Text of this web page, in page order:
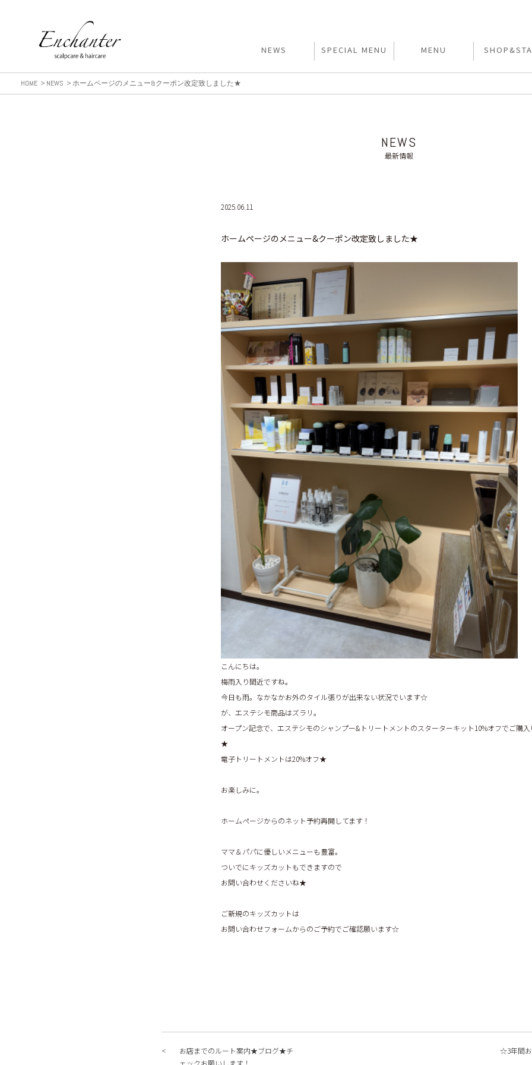
NEWS SPECIAL MENU MENU
HOME NEWS ホームページのメニュー&クーポン改定致しました★
NEWS
最新情報
2025.06.11
ホームページのメニュー&クーポン改定致しました★
こんにちは。
梅雨入り間近ですね。
今日も雨。なかなかお外のタイル張りが出来ない状況でいます☆
が、エステシモ商品はズラリ。
オープン記念で、エステシモのシャンプー&トリートメントのスターターキット10%オフでご購
★
電子トリートメントは20%オフ★
お楽しみに。
ホームページからのネット予約再開してます！
ママ＆パパに優しいメニューも豊富。
ついでにキッズカットもできますので
お問い合わせくださいね★
ご新規のキッズカットは
お問い合わせフォームからのご予約でご確認願います☆
お店までのルート案内★ブログ★チ
ェックお願いします！
☆3年間